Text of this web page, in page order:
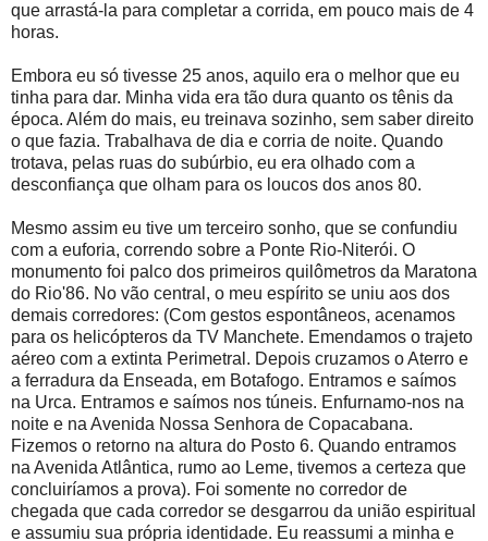
que arrastá-la para completar a corrida, em pouco mais de 4
horas.
Embora eu só tivesse 25 anos, aquilo era o melhor que eu
tinha para dar. Minha vida era tão dura quanto os tênis da
época. Além do mais, eu treinava sozinho, sem saber direito
o que fazia. Trabalhava de dia e corria de noite. Quando
trotava, pelas ruas do subúrbio, eu era olhado com a
desconfiança que olham para os loucos dos anos 80.
Mesmo assim eu tive um terceiro sonho, que se confundiu
com a euforia, correndo sobre a Ponte Rio-Niterói. O
monumento foi palco dos primeiros quilômetros da Maratona
do Rio'86. No vão central, o meu espírito se uniu aos dos
demais corredores: (Com gestos espontâneos, acenamos
para os helicópteros da TV Manchete. Emendamos o trajeto
aéreo com a extinta Perimetral. Depois cruzamos o Aterro e
a ferradura da Enseada, em Botafogo. Entramos e saímos
na Urca. Entramos e saímos nos túneis. Enfurnamo-nos na
noite e na Avenida Nossa Senhora de Copacabana.
Fizemos o retorno na altura do Posto 6. Quando entramos
na Avenida Atlântica, rumo ao Leme, tivemos a certeza que
concluiríamos a prova). Foi somente no corredor de
chegada que cada corredor se desgarrou da união espiritual
e assumiu sua própria identidade. Eu reassumi a minha e